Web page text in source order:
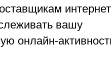
вашу
онлайн-